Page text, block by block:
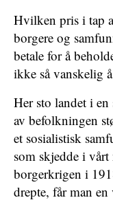
Hvilken pris i tap
borgere og
betale for å
ikke så vanskelig
Her sto landet i
av befolkningen
et sosialistisk
som skjedde i
borgerkrigen i
drepte, får man en